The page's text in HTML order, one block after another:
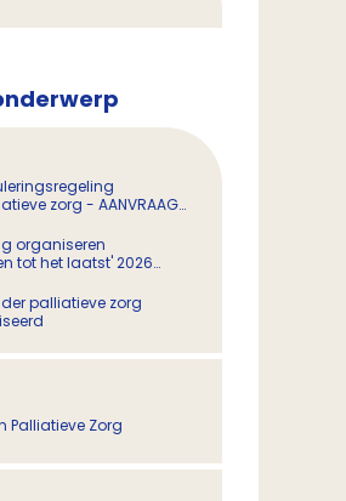
zorg - AANVRAAG
organiseren
tot het laatst' 2026
palliatieve zorg
Palliatieve Zorg